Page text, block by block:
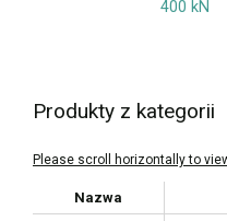
400 kN
Produkty z kategorii
Nazwa